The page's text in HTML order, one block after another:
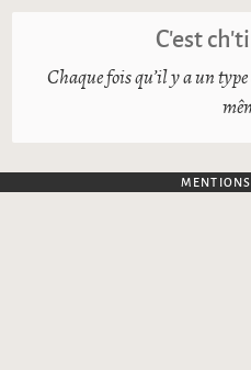
C’est
Chaque fois qu’il y a un